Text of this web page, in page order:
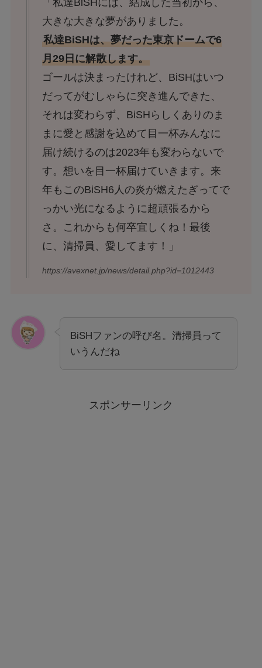
大きな大きな夢がありました。
私達BiSHは、夢だった東京ドームで6
月29日に解散します。
ゴールは決まったけれど、BiSHはいつ
だってがむしゃらに突き進んできた、
それは変わらず、BiSHらしくありのま
まに愛と感謝を込めて目一杯みんなに
届け続けるのは2023年も変わらないで
す。想いを目一杯届けていきます。来
年もこのBiSH6人の炎が燃えたぎってで
っかい光になるように超頑張るから
さ。これからも何卒宜しくね！最後
に、清掃員、愛してます！」
https://avexnet.jp/news/detail.php?id=1012443
BiSHファンの呼び名。清掃員って
いうんだね
スポンサーリンク